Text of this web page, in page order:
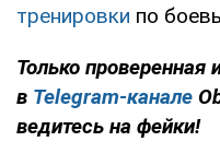
тренировки по
Только проверенная
в Telegram-канале
ведитесь на фейки!